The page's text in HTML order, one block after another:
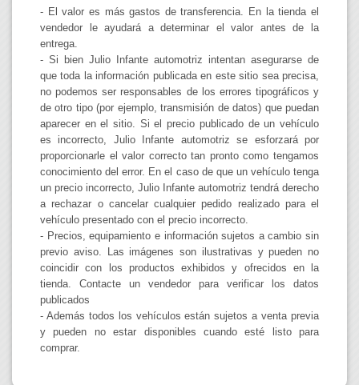
- El valor es más gastos de transferencia. En la tienda el
vendedor le ayudará a determinar el valor antes de la
entrega.
- Si bien Julio Infante automotriz intentan asegurarse de
que toda la información publicada en este sitio sea precisa,
no podemos ser responsables de los errores tipográficos y
de otro tipo (por ejemplo, transmisión de datos) que puedan
aparecer en el sitio. Si el precio publicado de un vehículo
es incorrecto, Julio Infante automotriz se esforzará por
proporcionarle el valor correcto tan pronto como tengamos
conocimiento del error. En el caso de que un vehículo tenga
un precio incorrecto, Julio Infante automotriz tendrá derecho
a rechazar o cancelar cualquier pedido realizado para el
vehículo presentado con el precio incorrecto.
- Precios, equipamiento e información sujetos a cambio sin
previo aviso. Las imágenes son ilustrativas y pueden no
coincidir con los productos exhibidos y ofrecidos en la
tienda. Contacte un vendedor para verificar los datos
publicados
- Además todos los vehículos están sujetos a venta previa
y pueden no estar disponibles cuando esté listo para
comprar.